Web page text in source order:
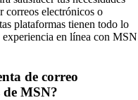
correos electrónicos o
plataformas tienen todo lo
en línea con MSN
de correo
MSN?